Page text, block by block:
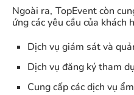
Ngoài ra, TopEvent còn
ứng các yêu cầu của khách
Dịch vụ giám sát và
Dịch vụ đăng ký tham
Cung cấp các dịch vụ